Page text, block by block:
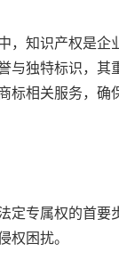
，知识产权是
与独特标识，其
标相关服务，确
定专属权的首
权困扰。